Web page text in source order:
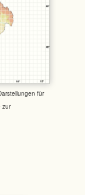
für
zur